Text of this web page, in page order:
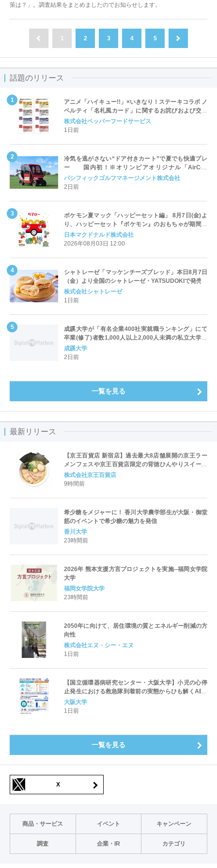
策は？」。調査結果をまとめましたのでお知らせします。
1 2 3 4 5
話題のリリース
アニメ「ハイキュー!!」×いきなり！ステーキコラボ ノ
ベルティ「名札風カード」に関するお詫びおよび交換
対応についてのご案内
株式会社ペッパーフードサービス
1日前
冷気を逃がさない“ドア付きカート”で夏でも快適プレ
ー 国内初！※オリンピアオリジナル「AirCon
Cart（エアコンカート）」導入 | ＰＧＭ
パシフィックゴルフマネージメント株式会社
2日前
ポケモン夏マック「ハッピーセット編」 8月7日(金)よ
り、ハッピーセット『ポケモン』のおもちゃが期間限
定登場
日本マクドナルド株式会社
2026年08月03日 12:00
シャトレーゼ「マッケンチーズブレッド」本日8月7日
（金）より全国のシャトレーゼ・YATSUDOKIで発売
株式会社シャトレーゼ
1日前
成蹊大学が「有名企業400社実就職ランキング」にて
卒業(修了)者数1,000人以上2,000人未満の私立大学で
全国第1位を獲得！～実就職率は26.5%（前年比＋
4.3pt）に伸長、東京の私立大学でも10位にランクイン
成蹊大学
2日前
一覧を見る
最新リリース
【京王百貨店 新宿店】過去最大8店舗展開の京王ラー
メンフェスや京王百貨店限定の背徳ひんやりスイーツ
など、実演グルメが充実 過去最長21日間、計90店舗
出店の 「大北海道展」
株式会社京王百貨店
9時間前
希少糖をメジャーに！ 香川大学農学部生が大阪・御堂
筋のイベントで希少糖の魅力を発信
香川大学
23時間前
2026年 熊本支援方言プロジェクトを実施--福岡女学院
大学
福岡女学院大学
23時間前
2050年に向けて、居住環境の質とエネルギー削減の方
向性
株式会社エヌ・シー・エヌ
1日前
【国立循環器病研究センター・大阪大学】小児の心停
止発生における救急隊到着前の実態からひも解くAED
パッド装着と良好な神経学的転帰との関連性
大阪大学
1日前
一覧を見る
X
商品・サービス イベント キャンペーン
調査 企業・IR カテゴリ